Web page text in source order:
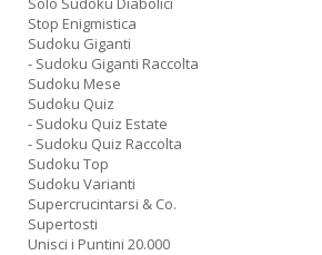
Stop Enigmistica
Sudoku Giganti
- Sudoku Giganti Raccolta
Sudoku Mese
Sudoku Quiz
- Sudoku Quiz Estate
- Sudoku Quiz Raccolta
Sudoku Top
Sudoku Varianti
Supercrucintarsi & Co.
Supertosti
Unisci i Puntini 20.000